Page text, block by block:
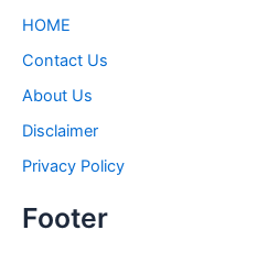
HOME
Contact Us
About Us
Disclaimer
Privacy Policy
Footer